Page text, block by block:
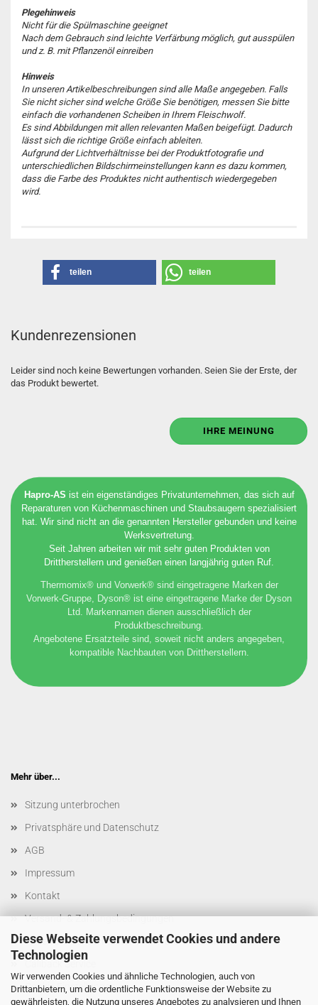
Diese Webseite verwendet Cookies und andere
Technologien
Wir verwenden Cookies und ähnliche Technologien, auch von
Drittanbietern, um die ordentliche Funktionsweise der Website zu
gewährleisten, die Nutzung unseres Angebotes zu analysieren und Ihnen
Plegehinweis
Nicht für die Spülmaschine geeignet
Nach dem Gebrauch sind leichte Verfärbung möglich, gut ausspülen
und z. B. mit Pflanzenöl einreiben
Hinweis
In unseren Artikelbeschreibungen sind alle Maße angegeben. Falls
Sie nicht sicher sind welche Größe Sie benötigen, messen Sie bitte
einfach die vorhandenen Scheiben in Ihrem Fleischwolf.
Es sind Abbildungen mit allen relevanten Maßen beigefügt. Dadurch
lässt sich die richtige Größe einfach ableiten.
Aufgrund der Lichtverhältnisse bei der Produktfotografie und
unterschiedlichen Bildschirmeinstellungen kann es dazu kommen,
dass die Farbe des Produktes nicht authentisch wiedergegeben
wird.
teilen teilen
Kundenrezensionen
Leider sind noch keine Bewertungen vorhanden. Seien Sie der Erste, der
das Produkt bewertet.
IHRE MEINUNG
Hapro-AS ist ein eigenständiges Privatunternehmen, das sich auf
Reparaturen von Küchenmaschinen und Staubsaugern spezialisiert
hat. Wir sind nicht an die genannten Hersteller gebunden und keine
Werksvertretung.
Seit Jahren arbeiten wir mit sehr guten Produkten von
Drittherstellern und genießen einen langjährig guten Ruf.
Thermomix® und Vorwerk® sind eingetragene Marken der
Vorwerk-Gruppe, Dyson® ist eine eingetragene Marke der Dyson
Ltd. Markennamen dienen ausschließlich der
Produktbeschreibung.
Angebotene Ersatzteile sind, soweit nicht anders angegeben,
kompatible Nachbauten von Drittherstellern.
Mehr über...
Sitzung unterbrochen
Privatsphäre und Datenschutz
AGB
Impressum
Kontakt
Versand- & Zahlungsbedingungen
Widerrufsrecht & Muster-Widerrufsformular
Callback Service
Cookie Einstellungen